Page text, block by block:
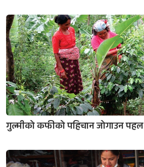
गुल्मीको कफीको पहिचान जोगाउन पहल